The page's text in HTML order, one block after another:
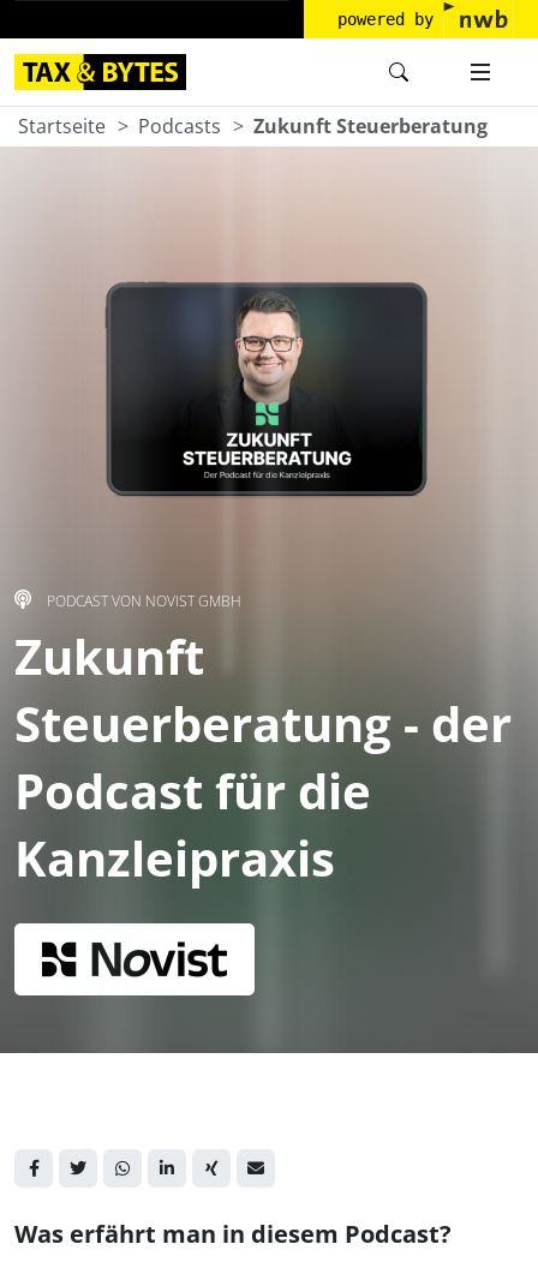
powered by
Startseite Podcasts Zukunft Steuerberatung
PODCAST VON NOVIST GMBH
Zukunft
Steuerberatung - der
Podcast für die
Kanzleipraxis
Was erfährt man in diesem Podcast?